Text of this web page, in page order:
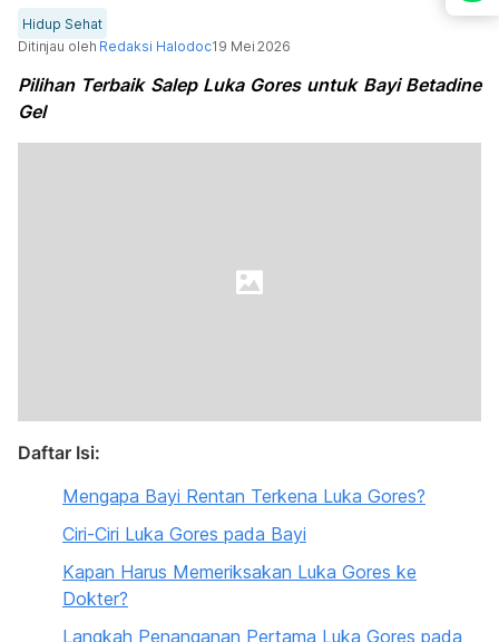
Hidup Sehat
Ditinjau oleh Redaksi Halodoc19 Mei 2026
Pilihan Terbaik Salep Luka Gores untuk Bayi Betadine
Gel
Daftar Isi:
Mengapa Bayi Rentan Terkena Luka Gores?
Ciri-Ciri Luka Gores pada Bayi
Kapan Harus Memeriksakan Luka Gores ke
Dokter?
Langkah Penanganan Pertama Luka Gores pada